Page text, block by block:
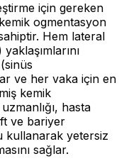
için gereken
ogmentasyon
Hem lateral
ve her vaka için en
kemik
hasta
ve bariyer
kullanarak yetersiz
sağlar.